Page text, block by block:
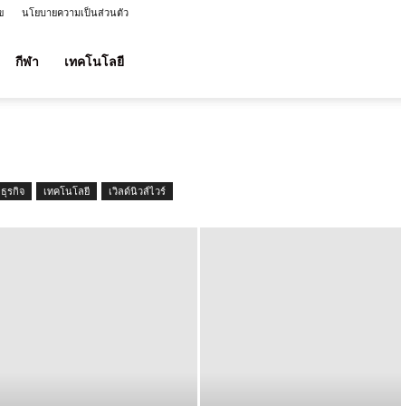
นโยบายความเป็นส่วนตัว
กีฬา เทคโนโลยี
ธุรกิจ เทคโนโลยี เวิลด์นิวส์ไวร์